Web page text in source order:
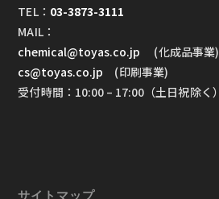
TEL： 03-3873-3111
MAIL：
chemical@toyas.co.jp
(化成品事業)
cs@toyas.co.jp (印刷事業)
受付時間：10:00 – 17:00（土日祝除く）
サイトマップ